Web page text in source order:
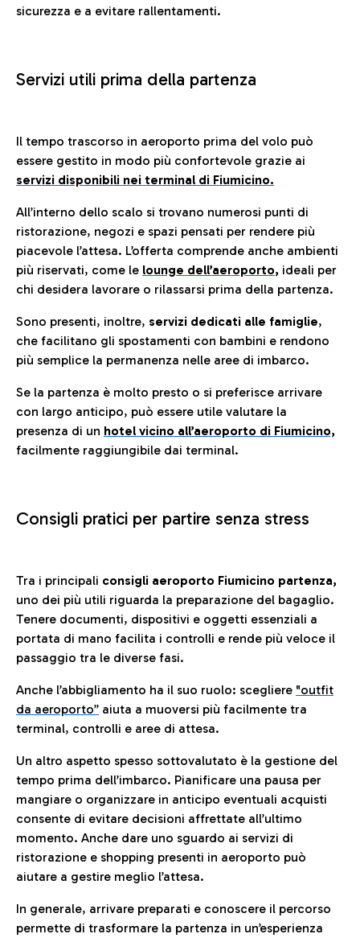
sicurezza e a evitare rallentamenti.
Servizi utili prima della partenza
Il tempo trascorso in aeroporto prima del volo può
essere gestito in modo più confortevole grazie ai
servizi disponibili nei terminal di Fiumicino.
All’interno dello scalo si trovano numerosi punti di
ristorazione, negozi e spazi pensati per rendere più
piacevole l’attesa. L’offerta comprende anche ambienti
più riservati, come le lounge dell’aeroporto, ideali per
chi desidera lavorare o rilassarsi prima della partenza.
Sono presenti, inoltre, servizi dedicati alle famiglie,
che facilitano gli spostamenti con bambini e rendono
più semplice la permanenza nelle aree di imbarco.
Se la partenza è molto presto o si preferisce arrivare
con largo anticipo, può essere utile valutare la
presenza di un hotel vicino all’aeroporto di Fiumicino,
facilmente raggiungibile dai terminal.
Consigli pratici per partire senza stress
Tra i principali consigli aeroporto Fiumicino partenza,
uno dei più utili riguarda la preparazione del bagaglio.
Tenere documenti, dispositivi e oggetti essenziali a
portata di mano facilita i controlli e rende più veloce il
passaggio tra le diverse fasi.
Anche l’abbigliamento ha il suo ruolo: scegliere "outfit
da aeroporto” aiuta a muoversi più facilmente tra
terminal, controlli e aree di attesa.
Un altro aspetto spesso sottovalutato è la gestione del
tempo prima dell’imbarco. Pianificare una pausa per
mangiare o organizzare in anticipo eventuali acquisti
consente di evitare decisioni affrettate all’ultimo
momento. Anche dare uno sguardo ai servizi di
ristorazione e shopping presenti in aeroporto può
aiutare a gestire meglio l’attesa.
In generale, arrivare preparati e conoscere il percorso
permette di trasformare la partenza in un’esperienza